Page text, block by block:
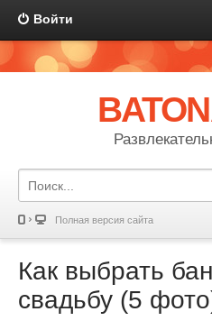
Войти
Полная версия сайта
Как выбрать
свадьбу (5